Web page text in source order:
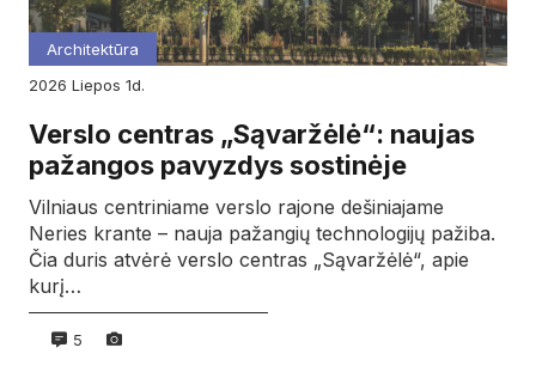
Architektūra
2026
liepos 1d.
Verslo centras „Sąvaržėlė“: naujas
pažangos pavyzdys sostinėje
Vilniaus centriniame verslo rajone dešiniajame
Neries krante – nauja pažangių technologijų pažiba.
Čia duris atvėrė verslo centras „Sąvaržėlė“, apie
kurį…
5